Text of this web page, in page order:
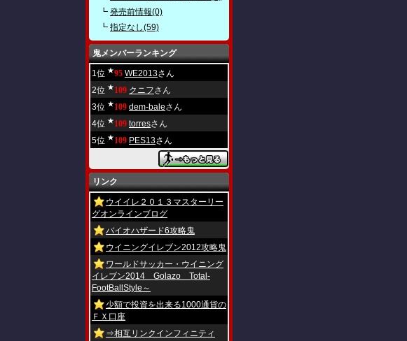
┗ 発売前情報(0)
┗ 指定なし(59)
鬼メンバーランキング
1位 ★95 WE2013さん
2位 ★109 クニフさん
3位 ★109 dem-baleさん
4位 ★109 torresさん
5位 ★109 PES13さん
リンク
ウイイレ２０１３マスターリー
グオンラインブログ
バイオハザード6攻略鬼
ウイニングイレブン2012攻略鬼
ワールドサッカー・ウイニング
イレブン2014 Golazo Total-
FootBallStyle～
少額で投資を出来る1000通貨の
ＦＸ口座
⇒相互リンクインフィニティ